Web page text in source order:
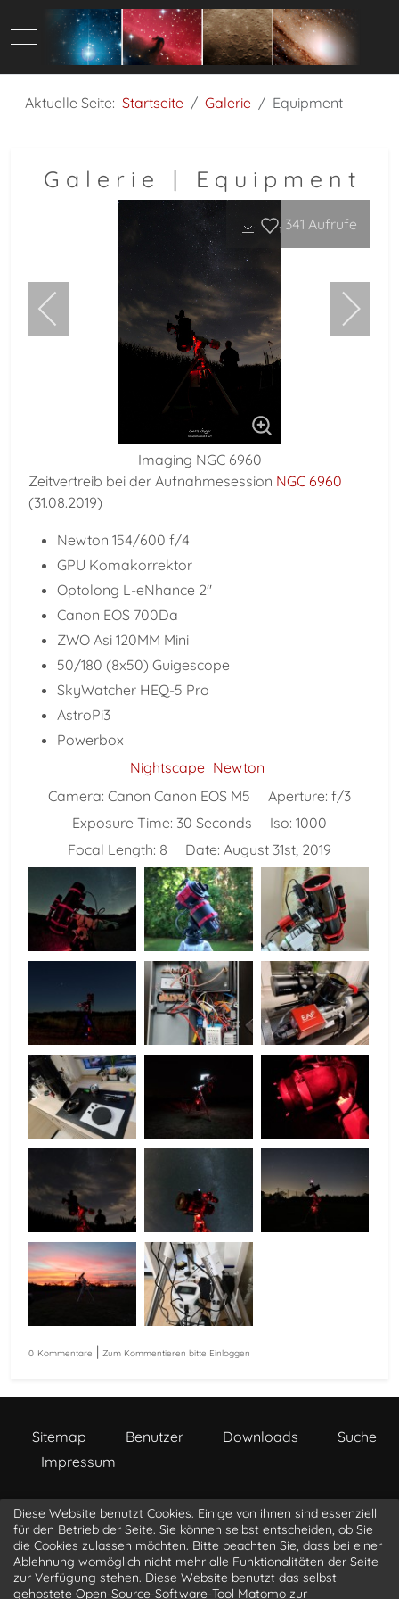
Mobile Menu Toggle
Aktuelle Seite: Startseite Galerie Equipment
G a l e r i e | E q u i p m e n t
1 341 Aufrufe
Imaging NGC 6960
Zeitvertreib bei der Aufnahmesession NGC 6960
(31.08.2019)
Newton 154/600 f/4
GPU Komakorrektor
Optolong L-eNhance 2"
Canon EOS 700Da
ZWO Asi 120MM Mini
50/180 (8x50) Guigescope
SkyWatcher HEQ-5 Pro
AstroPi3
Powerbox
Nightscape Newton
Camera: Canon Canon EOS M5 Aperture: f/3
Exposure Time: 30 Seconds Iso: 1000
Focal Length: 8 Date: August 31st, 2019
0 Kommentare | Zum Kommentieren bitte Einloggen
Sitemap Benutzer Downloads
Suche
Impressum
a s t r o p h o t o . l i o n b i t . c o m
@luke_3d @LucasLangner
@LionBit76
@sagittarius
Diese Website benutzt Cookies. Einige von ihnen sind essenziell
für den Betrieb der Seite. Sie können selbst entscheiden, ob Sie
die Cookies zulassen möchten. Bitte beachten Sie, dass bei einer
Ablehnung womöglich nicht mehr alle Funktionalitäten der Seite
zur Verfügung stehen. Diese Website benutzt das selbst
gehostete Open-Source-Software-Tool Matomo zur